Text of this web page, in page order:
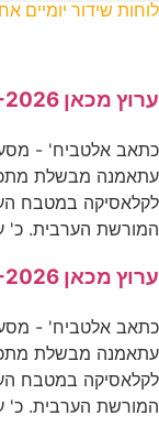
לוחות שידור יומיים
ערוץ מכאן 06-08-2026
לקלאסיקה במטבח
המורשת הערבית. כ'
ערוץ מכאן 05-08-2026
לקלאסיקה במטבח
המורשת הערבית. כ'